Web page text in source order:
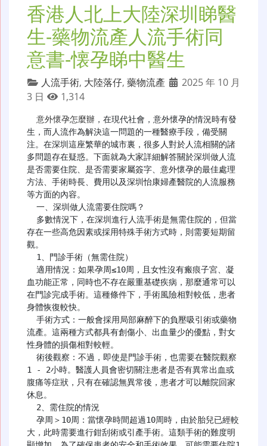
香港人北上大陸深圳睇醫
生-藥物流產人流手術同
意書-懐孕睇中醫生
人流手術, 大陸落仔, 藥物流產
2025 年 10 月
3 日
1,314
意外懷孕怎麼辦 ，在現代社會，意外懷孕的情況時有發
生，而人流作為解決這一問題的一種醫療手段，備受關
注。在深圳這座繁華的城市裏，很多人對於人流相關的諸
多問題存在疑惑。下面就為大家詳細解答關於深圳做人流
是否需要住院、是否需要家屬簽字、意外懷孕的最佳處理
方法、手術時長、費用以及深圳怡康婦產醫院的人流服務
等方面的內容。
存在一些高危因素或採用特殊手術方式時，則需要短期留
觀。
血功能正常，同時也不存在嚴重基礎疾病，那麼通常可以
在門診完成手術。這種條件下，手術風險相對較低，患者
身體恢復較快。
流產。這兩種方式都具有創傷小、出血量少的優點，對女
性身體的損傷相對較輕。
1 - 2小時。醫護人員會密切關注患者是否有異常出血或
腹痛等症狀，只有在確認無異常後，患者才可以離院回家
休息。
大，此時需要進行鉗刮術或引產手術。這類手術的難度明